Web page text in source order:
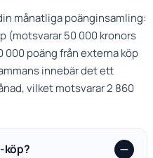
månatliga poänginsamling:
(motsvarar 50 000 kronors
000 poäng från externa köp
innebär det ett
vilket motsvarar 2 860
köp?